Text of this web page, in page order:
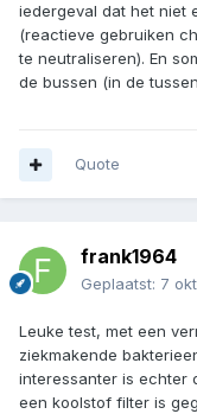
iedergeval dat het niet
(reactieve gebruiken
te neutraliseren). En
de bussen (in de
Quote
frank1964
Geplaatst: 7
Leuke test, met een
ziekmakende
interessanter is echter
een koolstof filter is